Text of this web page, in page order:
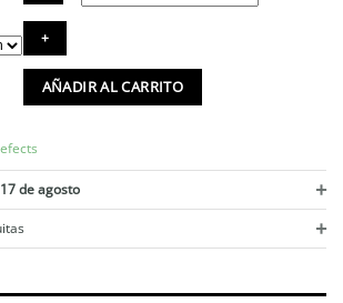
hombre
Damier
modal
cantidad
AÑADIR AL CARRITO
de agosto +
+